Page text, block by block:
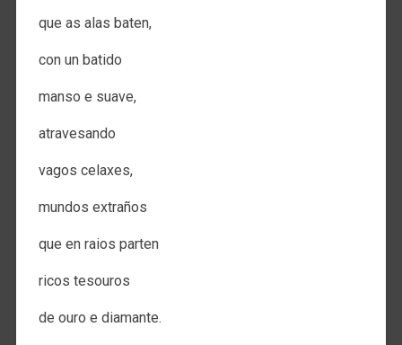
que as alas baten,
con un batido
manso e suave,
atravesando
vagos celaxes,
mundos extraños
que en raios parten
ricos tesouros
de ouro e diamante.